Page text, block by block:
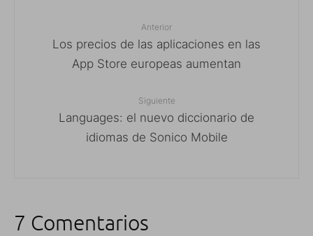
Anterior
Los precios de las aplicaciones en las
App Store europeas aumentan
Siguiente
Languages: el nuevo diccionario de
idiomas de Sonico Mobile
7 Comentarios